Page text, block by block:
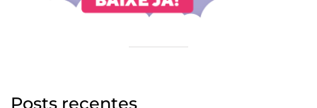
Posts recentes